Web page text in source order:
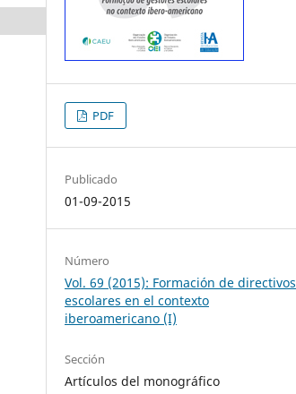
PDF
Publicado
01-09-2015
Número
Vol. 69 (2015): Formación de directivos
escolares en el contexto
iberoamericano (I)
Sección
Artículos del monográfico